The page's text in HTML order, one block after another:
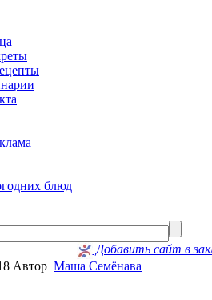
блюд
Добавить сайт в
Автор Маша Семёнава